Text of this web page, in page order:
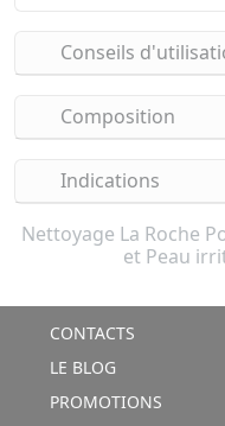
Conseils
Composition
Indications
Nettoyage La Roche
et Peau
CONTACTS
LE BLOG
PROMOTIONS